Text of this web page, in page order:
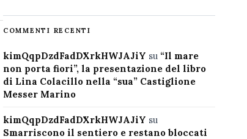
COMMENTI RECENTI
kimQqpDzdFadDXrkHWJAJiY su “Il mare
non porta fiori”, la presentazione del libro
di Lina Colacillo nella “sua” Castiglione
Messer Marino
kimQqpDzdFadDXrkHWJAJiY su
Smarriscono il sentiero e restano bloccati